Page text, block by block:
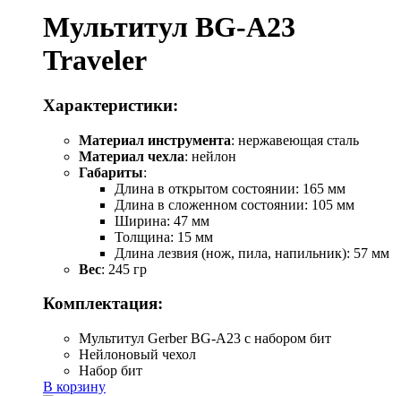
Мультитул BG-A23
Traveler
Характеристики:
Материал инструмента: нержавеющая сталь
Материал чехла: нейлон
Габариты:
Длина в открытом состоянии: 165 мм
Длина в сложенном состоянии: 105 мм
Ширина: 47 мм
Толщина: 15 мм
Длина лезвия (нож, пила, напильник): 57 мм
Вес: 245 гр
Комплектация:
Мультитул Gerber BG-A23 с набором бит
Нейлоновый чехол
Набор бит
В корзину